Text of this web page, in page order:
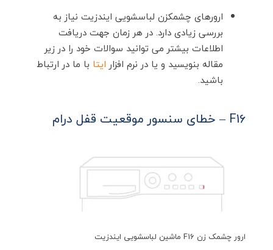
ارورهای چشمکزن لباسشویی ایندزیت نیاز به
بررسی زیادی دارد. در هر زمان جهت دریافت
اطلاعات بیشتر می توانید سوالات خود را در زیر
مقاله بنویسید و یا در نرم افزار ایتا با ما در ارتباط
باشید.
F16 – خطای سنسور موقعیت قفل درام
ارور چشمک زن F16 ماشین لباسشویی ایندزیت